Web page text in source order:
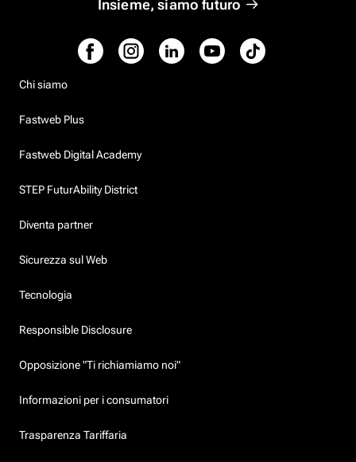
Insieme, siamo futuro
Chi siamo
Fastweb Plus
Fastweb Digital Academy
STEP FuturAbility District
Diventa partner
Sicurezza sul Web
Tecnologia
Responsible Disclosure
Opposizione "Ti richiamiamo noi"
Informazioni per i consumatori
Trasparenza Tariffaria